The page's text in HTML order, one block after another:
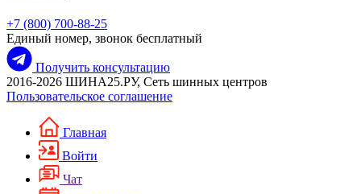
+7 (800) 700-88-25
Единый номер, звонок бесплатный
Получить консультацию
2016-2026 ШИНА25.РУ, Сеть шинных центров
Пользовательское соглашение
Главная
Войти
Чат